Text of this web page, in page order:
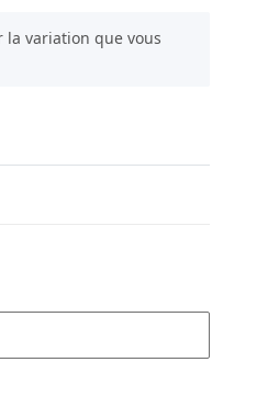
la variation que vous